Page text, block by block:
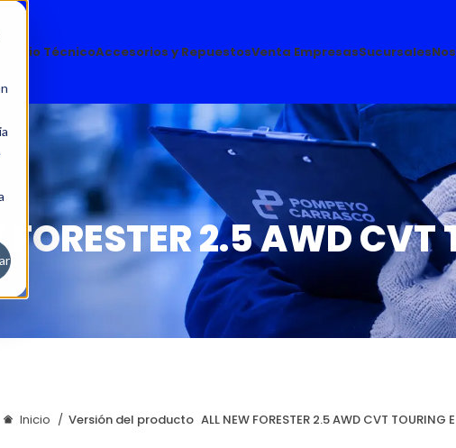
TécnicoAccesorios y RepuestosVenta EmpresasSucursales
FORESTER 2.5 AWD CVT
Inicio Versión del producto ALL NEW FORESTER 2.5 AWD CVT TOURING